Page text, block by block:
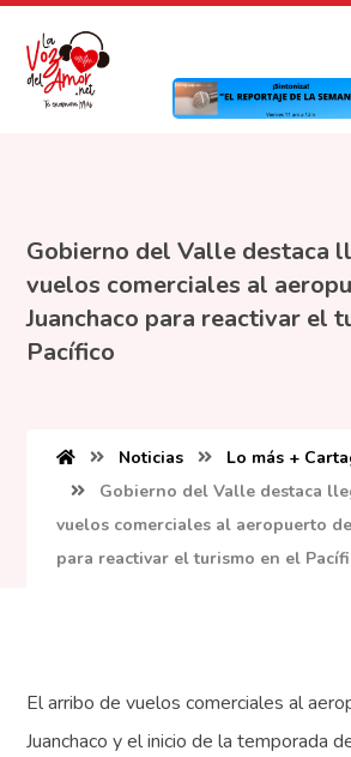
Gobierno del Valle destaca
vuelos comerciales al
Juanchaco para reactivar el
Pacífico
Noticias
Lo más +
Gobierno del Valle destaca
vuelos comerciales al aeropuerto
para reactivar el turismo en el
El arribo de vuelos comerciales al
Juanchaco y el inicio de la temporada